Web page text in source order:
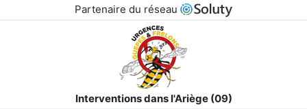
Partenaire du réseau
Interventions dans l'Ariège (09)